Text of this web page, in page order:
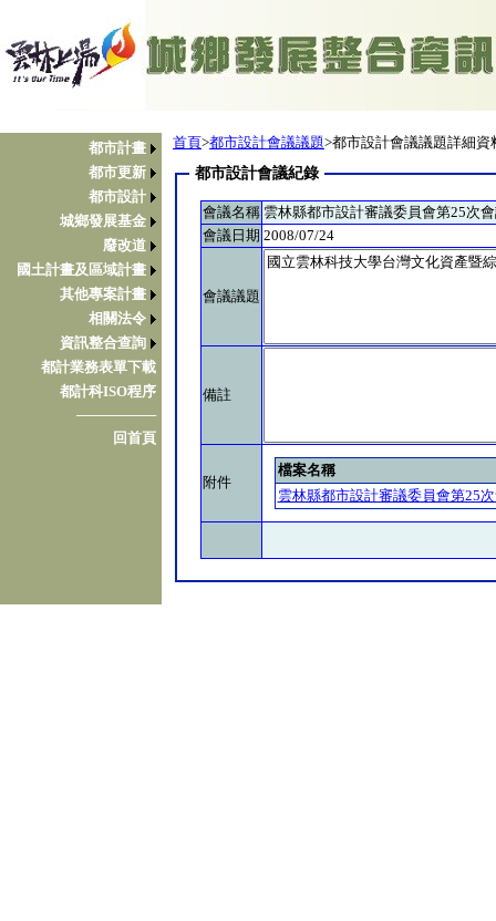
都市計畫
都市更新
都市設計
城鄉發展基金
廢改道
國土計畫及區域計畫
其他專案計畫
相關法令
資訊整合查詢
都計業務表單下載
都計科ISO程序
────────
回首頁
首頁>都市設計會議議題>都市設計會議議題詳細資
都市設計會議紀錄
會議名稱 雲林縣都市設計審議委員會第25次
會議日期 2008/07/24
會議議題
備註
附件
檔案名稱
雲林縣都市設計審議委員會第25